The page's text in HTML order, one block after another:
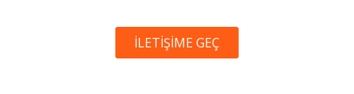
İLETİŞİME GEÇ